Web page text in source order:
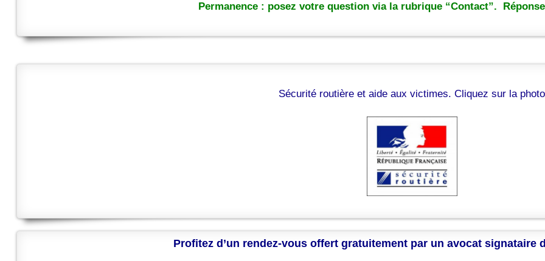
Permanence : posez votre question via la rubrique “Contact”.
Sécurité routière et aide aux victimes. Cliquez sur la photo
Profitez d’un rendez-vous offert gratuitement par un avocat signataire